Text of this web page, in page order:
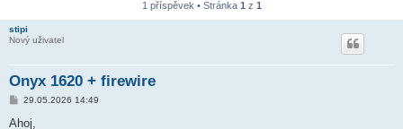
1 příspěvek • Stránka 1 z 1
stipi
Nový uživatel
Onyx 1620 + firewire
P
í
29.05.2026 14:49
Ahoj,